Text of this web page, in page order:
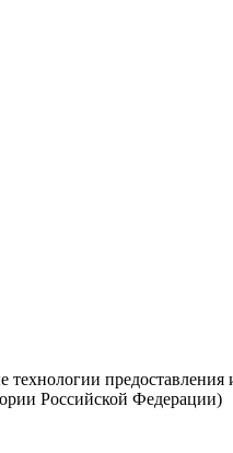
предоставления
Российской Федерации)